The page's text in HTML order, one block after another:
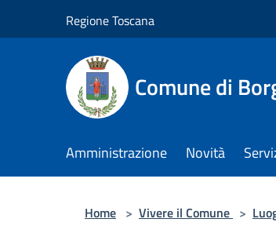
Regione Toscana
Comune di
Amministrazione Novità
Home > Vivere il Comune >